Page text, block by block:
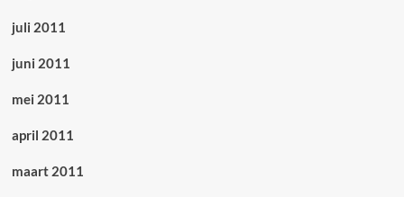
juli 2011
juni 2011
mei 2011
april 2011
maart 2011